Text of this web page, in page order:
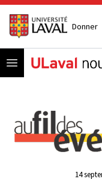
Donner
Open menu
14